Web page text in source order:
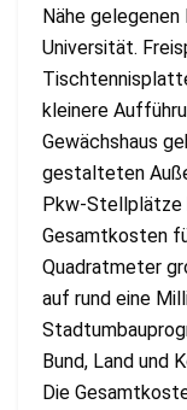
Nähe gelegenen
Universität.
kleinere
Gewächshaus
gestalteten
Pkw-Stellplätze
Gesamtkosten
Quadratmeter
auf rund eine
Bund, Land und
Die